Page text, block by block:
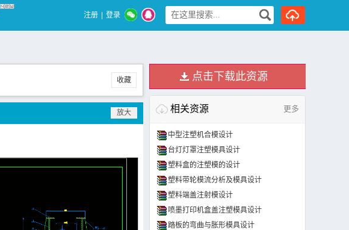
注册 登录
收藏 点击下载此资源
相关资源 更多
中型注塑机合模设计
台灯灯罩注塑模具设计
塑料盒的注塑模的设计
塑料带轮模流分析及模具设计
塑料端盖注射模设计
喷墨打印机盒盖注塑模具设计
踏板的弯曲与胀形模具设计